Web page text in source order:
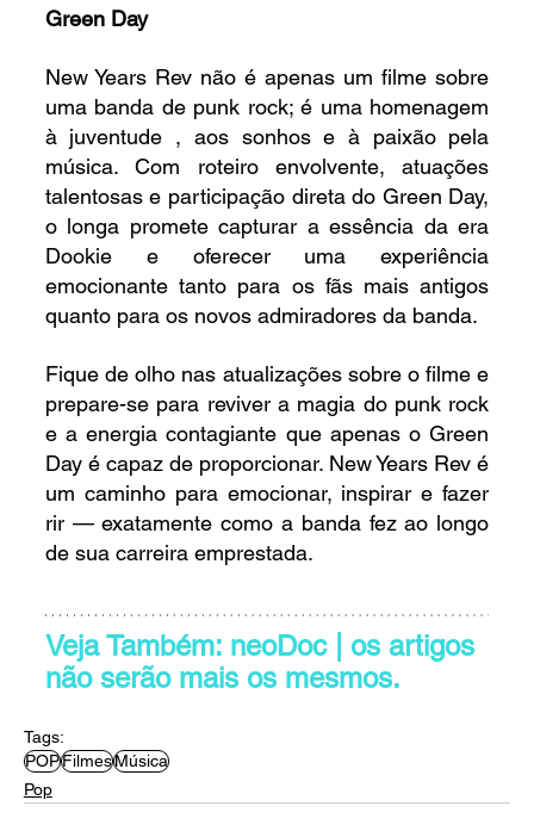
Green Day
New Years Rev não é apenas um filme sobre
uma banda de punk rock; é uma homenagem
à juventude , aos sonhos e à paixão pela
música. Com roteiro envolvente, atuações
talentosas e participação direta do Green Day,
o longa promete capturar a essência da era
Dookie e oferecer uma experiência
emocionante tanto para os fãs mais antigos
quanto para os novos admiradores da banda.
Fique de olho nas atualizações sobre o filme e
prepare-se para reviver a magia do punk rock
e a energia contagiante que apenas o Green
Day é capaz de proporcionar. New Years Rev é
um caminho para emocionar, inspirar e fazer
rir — exatamente como a banda fez ao longo
de sua carreira emprestada.
Veja Também: neoDoc | os artigos
não serão mais os mesmos.
Tags:
POPFilmesMúsica
Pop